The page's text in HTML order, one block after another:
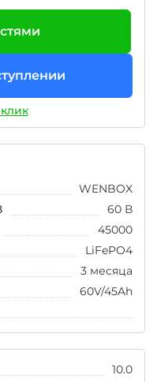
WENBOX
60 В
45000
LiFePO4
3 месяца
60V/45Ah
10.0